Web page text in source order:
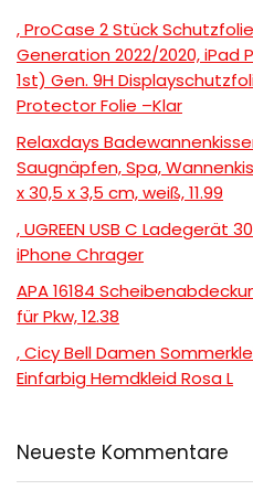
, ProCase 2 Stück
Generation 2022/2020, iPad
1st) Gen. 9H
Protector Folie –Klar
Relaxdays
Saugnäpfen, Spa,
x 30,5 x 3,5 cm, weiß, 11.99
, UGREEN USB C Ladegerät
iPhone Chrager
APA 16184
für Pkw, 12.38
, Cicy Bell Damen
Einfarbig Hemdkleid Rosa L
Neueste Kommentare